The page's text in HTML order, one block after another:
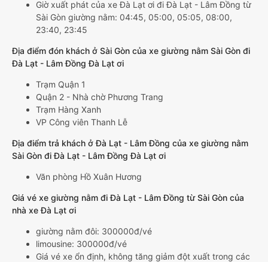
Giờ xuất phát của xe Đà Lạt ơi đi Đà Lạt - Lâm Đồng từ
Sài Gòn giường nằm: 04:45, 05:00, 05:05, 08:00,
23:40, 23:45
Địa điểm đón khách ở Sài Gòn của xe giường nằm Sài Gòn đi
Đà Lạt - Lâm Đồng Đà Lạt ơi
Trạm Quận 1
Quận 2 - Nhà chờ Phương Trang
Trạm Hàng Xanh
VP Công viên Thanh Lễ
Địa điểm trả khách ở Đà Lạt - Lâm Đồng của xe giường nằm
Sài Gòn đi Đà Lạt - Lâm Đồng Đà Lạt ơi
Văn phòng Hồ Xuân Hương
Giá vé xe giường nằm đi Đà Lạt - Lâm Đồng từ Sài Gòn của
nhà xe Đà Lạt ơi
giường nằm đôi: 300000đ/vé
limousine: 300000đ/vé
Giá vé xe ổn định, không tăng giảm đột xuất trong các